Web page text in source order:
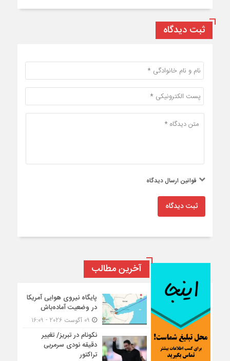
ثبت دیدگاه
قوانین ارسال دیدگاه
ثبت دیدگاه
آخرین مطالب
پایگاه نیروی هوایی آمریکا
در وضعیت آماده‌باش
نکونام در تبریز/ تغییر
دقیقه نودی سرمربی
تراکتور